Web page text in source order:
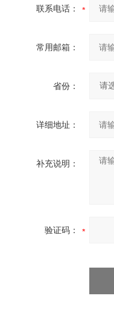
联系电话：
常用邮箱：
省份：
详细地址：
补充说明：
验证码：